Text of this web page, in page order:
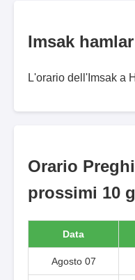
Imsak hamlar
L'orario dell'Imsak a
Orario
prossimi 10
Data
Agosto 07